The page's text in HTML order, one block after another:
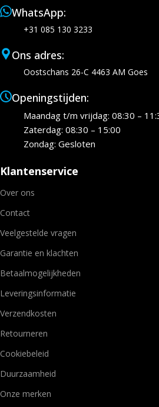
WhatsApp:
+31 085 130 3233
Ons adres:
Oostschans 26-C 4463 AM Goes
Openingstijden:
Maandag t/m vrijdag: 08:30 –
Zaterdag: 08:30 – 15:00
Zondag: Gesloten
Klantenservice
Over ons
Contact
Veelgestelde vragen
Garantie en klachten
Betaalmogelijkheden
Leveringsinformatie
Verzendkosten
Retourneren
Cookiebeleid
Duurzaamheid
Onze merken